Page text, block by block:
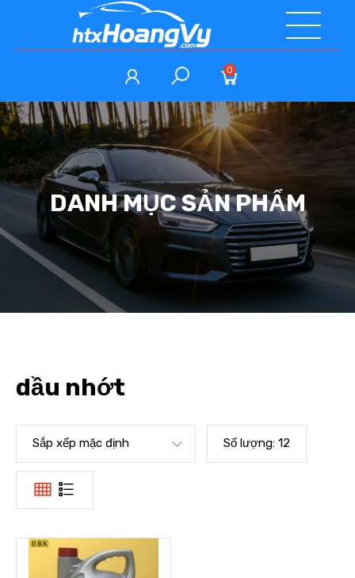
0
DANH MỤC SẢN PHẨM
dầu nhớt
Sắp xếp mặc định Số lượng: 12